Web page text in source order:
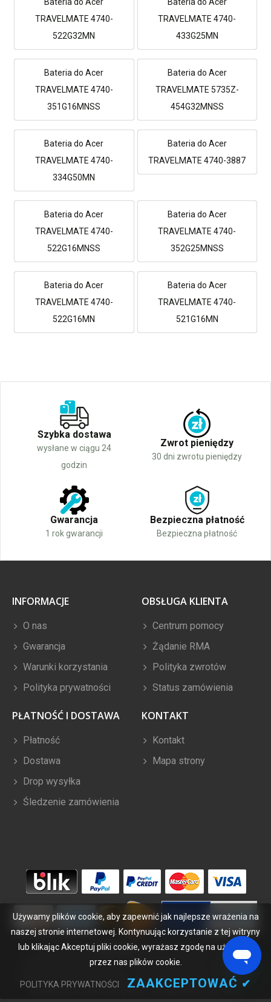
Bateria do Acer
TRAVELMATE 4740-
522G32MN
Bateria do Acer
TRAVELMATE 4740-
433G25MN
Bateria do Acer
TRAVELMATE 4740-
351G16MNSS
Bateria do Acer
TRAVELMATE 5735Z-
454G32MNSS
Bateria do Acer
TRAVELMATE 4740-
334G50MN
Bateria do Acer
TRAVELMATE 4740-3887
Bateria do Acer
TRAVELMATE 4740-
522G16MNSS
Bateria do Acer
TRAVELMATE 4740-
352G25MNSS
Bateria do Acer
TRAVELMATE 4740-
522G16MN
Bateria do Acer
TRAVELMATE 4740-
521G16MN
Szybka dostawa
wysłane w ciągu 24
godzin
Zwrot pieniędzy
30 dni zwrotu pieniędzy
Gwarancja
1 rok gwarancji
Bezpieczna płatność
Bezpieczna płatność
INFORMACJE
O nas
Gwarancja
Warunki korzystania
Polityka prywatności
OBSŁUGA KLIENTA
Centrum pomocy
Żądanie RMA
Polityka zwrotów
Status zamówienia
PŁATNOŚĆ I DOSTAWA
Płatność
Dostawa
Drop wysyłka
Śledzenie zamówienia
KONTAKT
Kontakt
Mapa strony
Copyright ©2026 bateriabuy.pl. Wszelkie prawa zastrzeżone.
Wyznaczone znaki handlowe i marki są własnością ich właścicieli.
BateriaBuy.pl nie jest powiązany z żadnymi markami OEM. Wszystkie
produkty na tej stronie są ogólnymi, nieoryginalnymi częściami
Używamy plików cookie, aby zapewnić jak najlepsze wrażenia na
naszej stronie internetowej. Kontynuując korzystanie z tej witryny
lub klikając Akceptuj pliki cookie, wyrażasz zgodę na używanie
przez nas plików cookie.
POLITYKA PRYWATNOŚCI ZAAKCEPTOWAĆ ✔